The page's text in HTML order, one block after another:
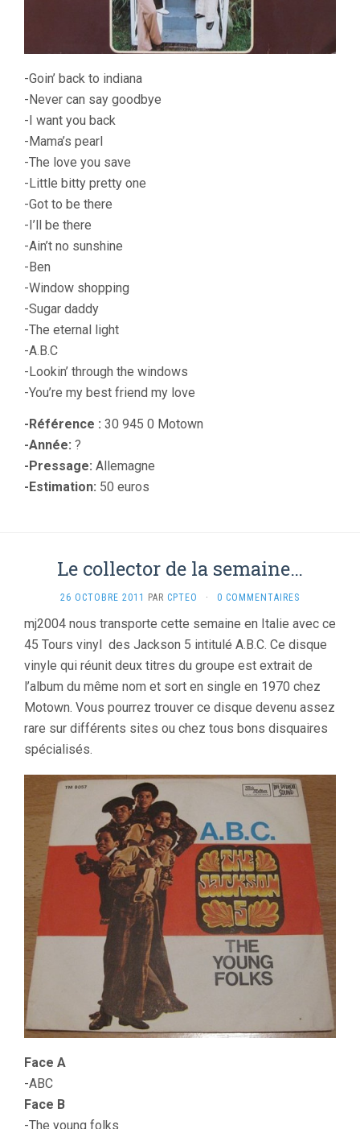
-Goin’ back to indiana
-Never can say goodbye
-I want you back
-Mama’s pearl
-The love you save
-Little bitty pretty one
-Got to be there
-I’ll be there
-Ain’t no sunshine
-Ben
-Window shopping
-Sugar daddy
-The eternal light
-A.B.C
-Lookin’ through the windows
-You’re my best friend my love
-Référence : 30 945 0 Motown
-Année: ?
-Pressage: Allemagne
-Estimation: 50 euros
Le collector de la semaine…
26 OCTOBRE 2011 PAR CPTEO · 0 COMMENTAIRES
mj2004 nous transporte cette semaine en Italie avec ce
45 Tours vinyl des Jackson 5 intitulé A.B.C. Ce disque
vinyle qui réunit deux titres du groupe est extrait de
l’album du même nom et sort en single en 1970 chez
Motown. Vous pourrez trouver ce disque devenu assez
rare sur différents sites ou chez tous bons disquaires
spécialisés.
Face A
-ABC
Face B
-The young folks